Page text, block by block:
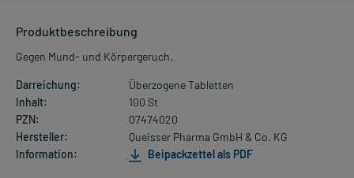
Produktbeschreibung
Gegen Mund- und Körpergeruch.
Darreichung:
Überzogene Tabletten
Inhalt:
100 St
PZN:
07474020
Hersteller:
Queisser Pharma GmbH & Co. KG
Information:
Beipackzettel als PDF